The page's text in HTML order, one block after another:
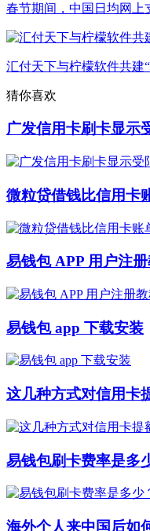
春节期间，中国日均网上
汇付天下与柠檬软件共建
猜你喜欢
广发信用卡刷卡显示
微粒贷借钱比信用卡
易钱包 APP 用户注
易钱包 app 下载安装
这几种方式对信用卡
易钱包刷卡费率是多
海外个人来中国后如